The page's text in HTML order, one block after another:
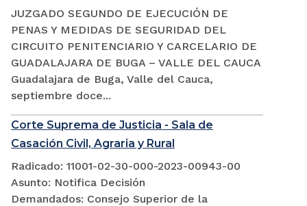
JUZGADO SEGUNDO DE EJECUCIÓN DE
PENAS Y MEDIDAS DE SEGURIDAD DEL
CIRCUITO PENITENCIARIO Y CARCELARIO DE
GUADALAJARA DE BUGA – VALLE DEL CAUCA
Guadalajara de Buga, Valle del Cauca,
septiembre doce...
Corte Suprema de Justicia - Sala de
Casación Civil, Agraria y Rural
Radicado: 11001-02-30-000-2023-00943-00
Asunto: Notifica Decisión
Demandados: Consejo Superior de la